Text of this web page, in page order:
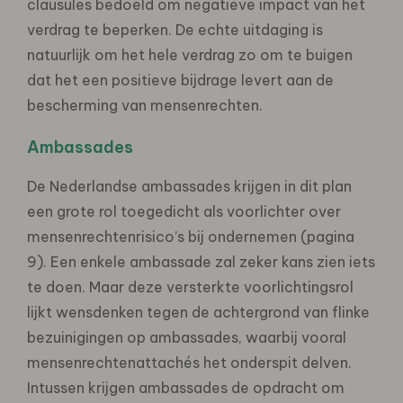
clausules bedoeld om negatieve impact van het
verdrag te beperken. De echte uitdaging is
natuurlijk om het hele verdrag zo om te buigen
dat het een positieve bijdrage levert aan de
bescherming van mensenrechten.
Ambassades
De Nederlandse ambassades krijgen in dit plan
een grote rol toegedicht als voorlichter over
mensenrechtenrisico’s bij ondernemen (pagina
9). Een enkele ambassade zal zeker kans zien iets
te doen. Maar deze versterkte voorlichtingsrol
lijkt wensdenken tegen de achtergrond van flinke
bezuinigingen op ambassades, waarbij vooral
mensenrechtenattachés het onderspit delven.
Intussen krijgen ambassades de opdracht om